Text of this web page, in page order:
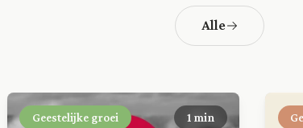
Alle
Geestelijke groei 1 min